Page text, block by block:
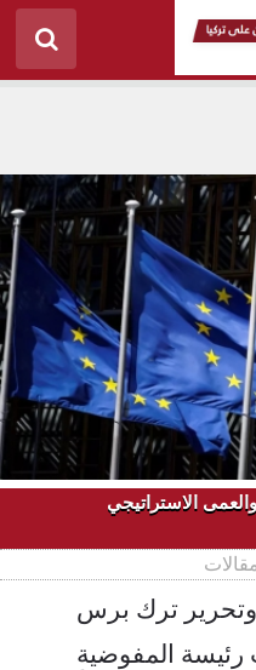
والعمى الاستراتيجي
مقالات
ترك برس
رئيسة المفوضية